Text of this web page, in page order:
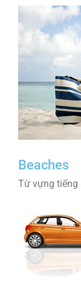
Beaches
Từ vựng tiếng